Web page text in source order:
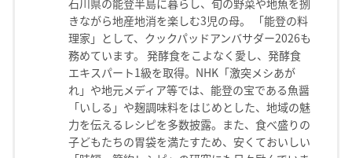
石川県の能登半島に暮らし、旬の野菜や地魚を捌
きながら地産地消を楽しむ3児の母。 「能登の料
理家」として、クックパッドアンバサダー2026も
務めています。 発酵食をこよなく愛し、発酵食
エキスパート1級を取得。NHK「激突メシあが
れ」や地元メディア等では、能登の宝である魚醤
「いしる」や麹調味料をはじめとした、地域の魅
力を伝えるレシピを多数披露。また、食べ盛りの
子どもたちの胃袋を満たすため、安くておいしい